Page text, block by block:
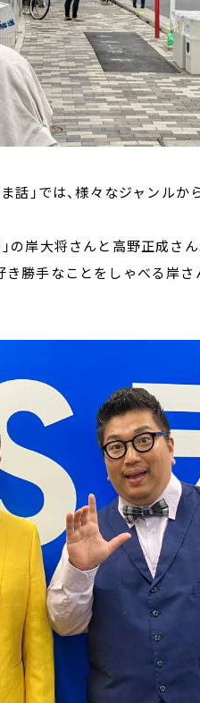
話」では、様々なジャンル
の岸大将さんと高野正成さ
勝手なことをしゃべる岸